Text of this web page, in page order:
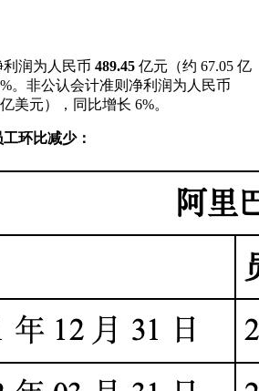
润为人民币 489.45 亿元（约 67.05 亿
。非公认会计准则净利润为人民币
美元），同比增长 6%。
环比减少：